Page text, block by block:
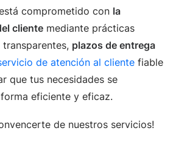
comprometido con la
cliente mediante prácticas
plazos de entrega
de atención al cliente fiable
que tus necesidades se
eficiente y eficaz.
de nuestros servicios!